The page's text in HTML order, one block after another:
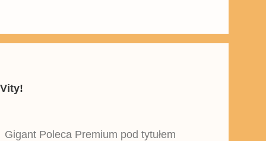
Poleca Premium pod tytułem